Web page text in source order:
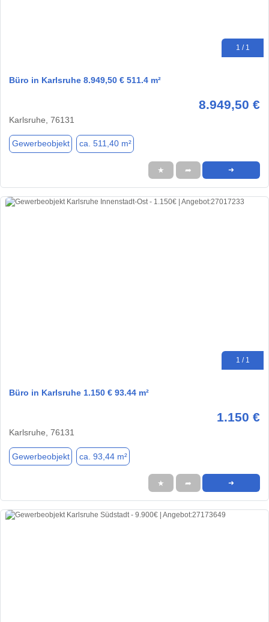
1 / 1
Büro in Karlsruhe 8.949,50 € 511.4 m²
8.949,50 €
Karlsruhe, 76131
Gewerbeobjekt ca. 511,40 m²
★ ➦ ➜
1 / 1
Büro in Karlsruhe 1.150 € 93.44 m²
1.150 €
Karlsruhe, 76131
Gewerbeobjekt ca. 93,44 m²
★ ➦ ➜